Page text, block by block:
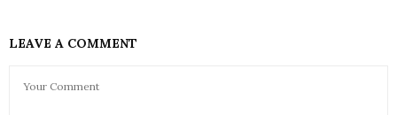
LEAVE A COMMENT